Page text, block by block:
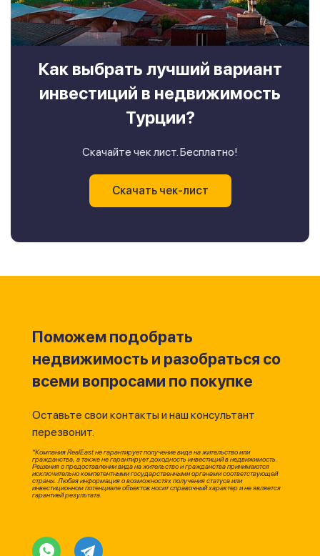
Как выбрать лучший вариант
инвестиций в недвижимость
Турции?
Скачайте чек лист. Бесплатно!
Скачать чек-лист
Поможем подобрать
недвижимость и разобраться со
всеми вопросами по покупке
Оставьте свои контакты и наш консультант
перезвонит.
*Компания RealEast не гарантирует получение вида на жительство или
гражданства, а также не гарантирует доходность инвестиций в недвижимость.
Решения о предоставлении вида на жительство и гражданства принимаются
исключительно компетентными государственными органами соответствующей
страны. Любая информация о возможностях получения статуса или
инвестиционном потенциале объектов носит справочный характер и не является
гарантией результата.